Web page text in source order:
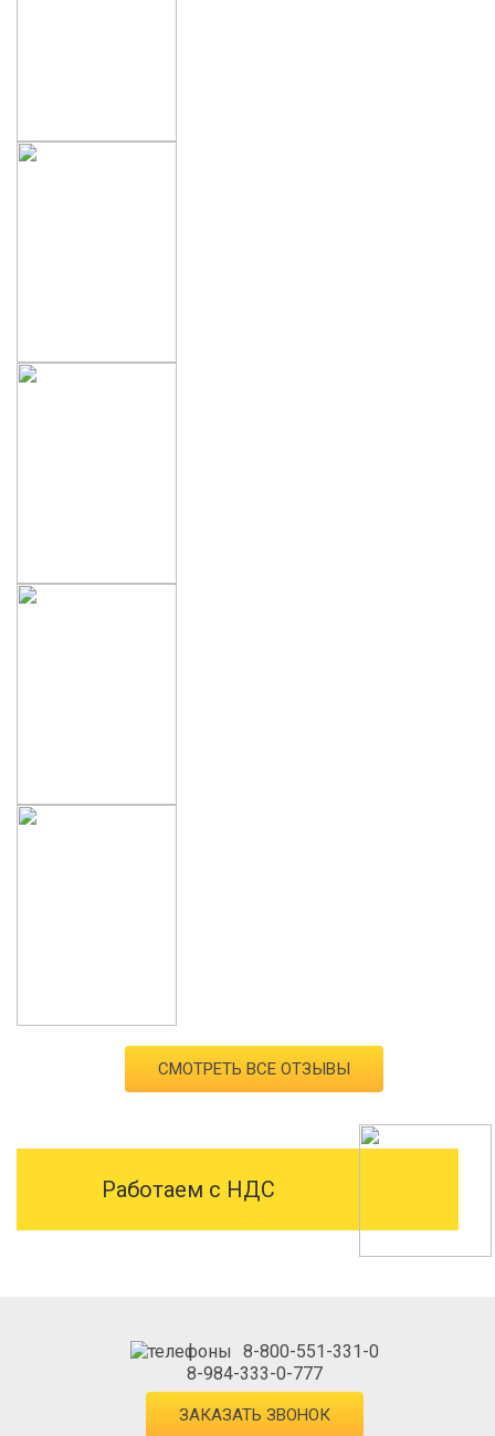
СМОТРЕТЬ ВСЕ ОТЗЫВЫ
Работаем с НДС
8-800-551-331-0
8-984-333-0-777
ЗАКАЗАТЬ ЗВОНОК